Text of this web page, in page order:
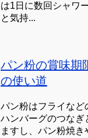
は1日に数回シャワ
と気持...
パン粉の賞味期
の使い道
パン粉はフライなど
ハンバーグのつなぎ
ますし、パン粉焼き